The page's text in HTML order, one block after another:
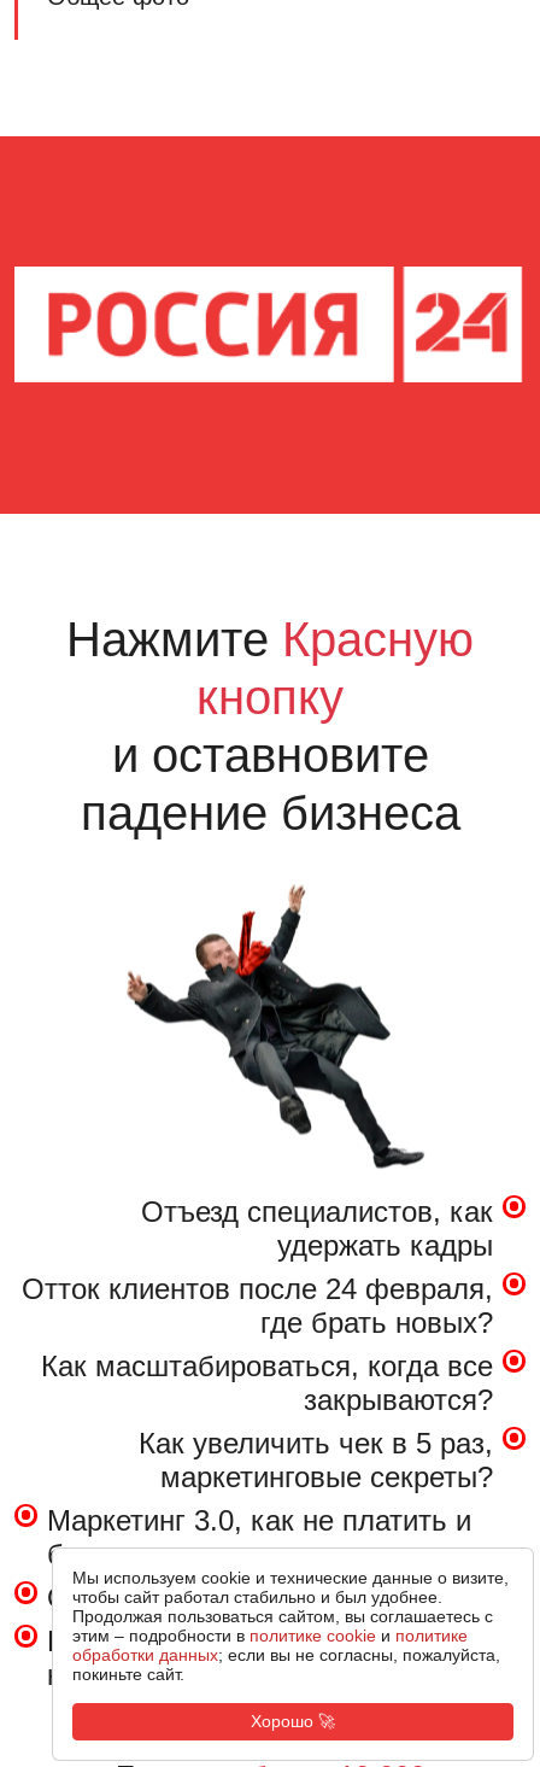
Нажмите Красную
кнопку
и оставновите
падение бизнеса
Отъезд специалистов, как
удержать кадры
Отток клиентов после 24 февраля,
где брать новых?
Как масштабироваться, когда все
закрываются?
Как увеличить чек в 5 раз,
маркетинговые секреты?
Маркетинг 3.0, как не платить и
быть первым
Очереди в бизнес без рекламы?
Как попасть на федеральные
каналы?
Мы используем cookie и технические данные о визите,
чтобы сайт работал стабильно и был удобнее.
Продолжая пользоваться сайтом, вы соглашаетесь с
этим – подробности в политике cookie и политике
обработки данных; если вы не согласны, пожалуйста,
покиньте сайт.
Хорошо 🚀